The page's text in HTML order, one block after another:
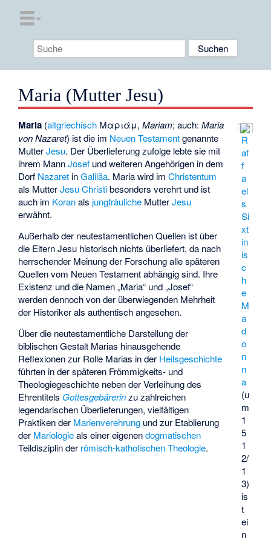
Maria (Mutter Jesu)
R
af
f
a
el
s
Si
xt
in
is
c
h
e
M
a
d
o
n
n
a
(u
m
1
5
1
2/
1
3)
is
t
ei
n
Maria (altgriechisch Μαριάμ,Mariam; auch:Maria
von Nazaret) ist die im Neuen Testamentgenannte
MutterJesu. Der Überlieferung zufolge lebte sie mit
ihrem MannJosef und weiteren Angehörigen in dem
Dorf Nazaret inGaliläa. Maria wird imChristentum
als MutterJesu Christibesonders verehrt und ist
auch im Koranals jungfräuliche MutterJesu
erwähnt.
Außerhalb der neutestamentlichen Quellen ist über
die Eltern Jesu historisch nichts überliefert, da nach
herrschender Meinung der Forschung alle späteren
Quellen vom Neuen Testament abhängig sind. Ihre
Existenz und die Namen „Maria“ und „Josef“
werden dennoch von der überwiegenden Mehrheit
der Historiker als authentisch angesehen.
Über die neutestamentliche Darstellung der
biblischen Gestalt Marias hinausgehende
Reflexionen zur Rolle Marias in der Heilsgeschichte
führten in der späteren Frömmigkeits- und
Theologiegeschichte neben der Verleihung des
Ehrentitels Gottesgebärerinzu zahlreichen
legendarischen Überlieferungen, vielfältigen
Praktiken der Marienverehrung und zur Etablierung
der Mariologieals einer eigenendogmatischen
Teildisziplin der römisch-katholischen Theologie.